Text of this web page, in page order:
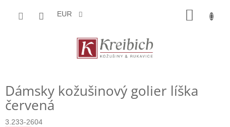
EUR
Dámsky kožušinový golier líška
červená
3.233-2604